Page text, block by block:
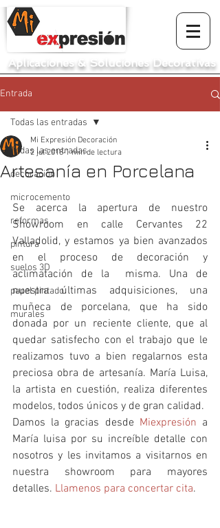
Aplicaciones & Soluciones Decorativas
Entrada
Todas las entradas
decoración
microcemento
reformas
pintura
suelos 3D
papel pintado
murales
Todas las entradas
Artesanía en Porcelana
Mi Expresión Decoración
2 jul 2018 1 min de lectura
Se acerca la apertura de nuestro
Showroom en calle Cervantes 22
Valladolid, y estamos ya bien avanzados
en el proceso de decoración y
aclimatación de la  misma. Una de
nuestra últimas adquisiciones, una
muñeca de porcelana, que ha sido
donada por un reciente cliente, que al
quedar satisfecho con el trabajo que le
realizamos tuvo a bien regalarnos esta
preciosa obra de artesanía. María Luisa,
la artista en cuestión, realiza diferentes
modelos, todos únicos y de gran calidad.
Damos la gracias desde Miexpresión a
María luisa por su increíble detalle con
nosotros y les invitamos a visitarnos en
nuestra showroom para mayores
detalles. Llamenos para concertar cita.